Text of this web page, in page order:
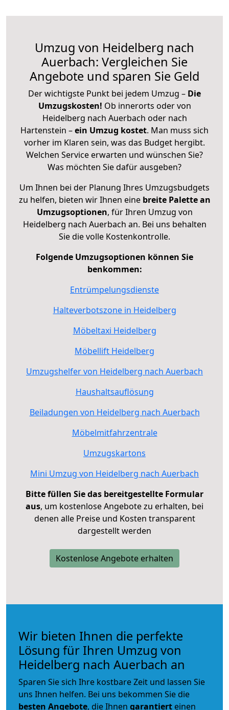
Umzug von Heidelberg nach
Auerbach: Vergleichen Sie
Angebote und sparen Sie Geld
Der wichtigste Punkt bei jedem Umzug – Die
Umzugskosten! Ob innerorts oder von
Heidelberg nach Auerbach oder nach
Hartenstein –ein Umzug kostet. Man muss sich
vorher im Klaren sein, was das Budget hergibt.
Welchen Service erwarten und wünschen Sie?
Was möchten Sie dafür ausgeben?
Um Ihnen bei der Planung Ihres Umzugsbudgets
zu helfen, bieten wir Ihnen eine breite Palette an
Umzugsoptionen, für Ihren Umzug von
Heidelberg nach Auerbach an. Bei uns behalten
Sie die volle Kostenkontrolle.
Folgende Umzugsoptionen können Sie
benkommen:
Entrümpelungsdienste
Halteverbotszone in Heidelberg
Möbeltaxi Heidelberg
Möbellift Heidelberg
Umzugshelfer von Heidelberg nach Auerbach
Haushaltsauflösung
Beiladungen von Heidelberg nach Auerbach
Möbelmitfahrzentrale
Umzugskartons
Mini Umzug von Heidelberg nach Auerbach
Bitte füllen Sie das bereitgestellte Formular
aus, um kostenlose Angebote zu erhalten, bei
denen alle Preise und Kosten transparent
dargestellt werden
Kostenlose Angebote erhalten
Wir bieten Ihnen die perfekte
Lösung für Ihren Umzug von
Heidelberg nach Auerbach an
Sparen Sie sich Ihre kostbare Zeit und lassen Sie
uns Ihnen helfen. Bei uns bekommen Sie die
besten Angebote, die Ihnen garantiert einen